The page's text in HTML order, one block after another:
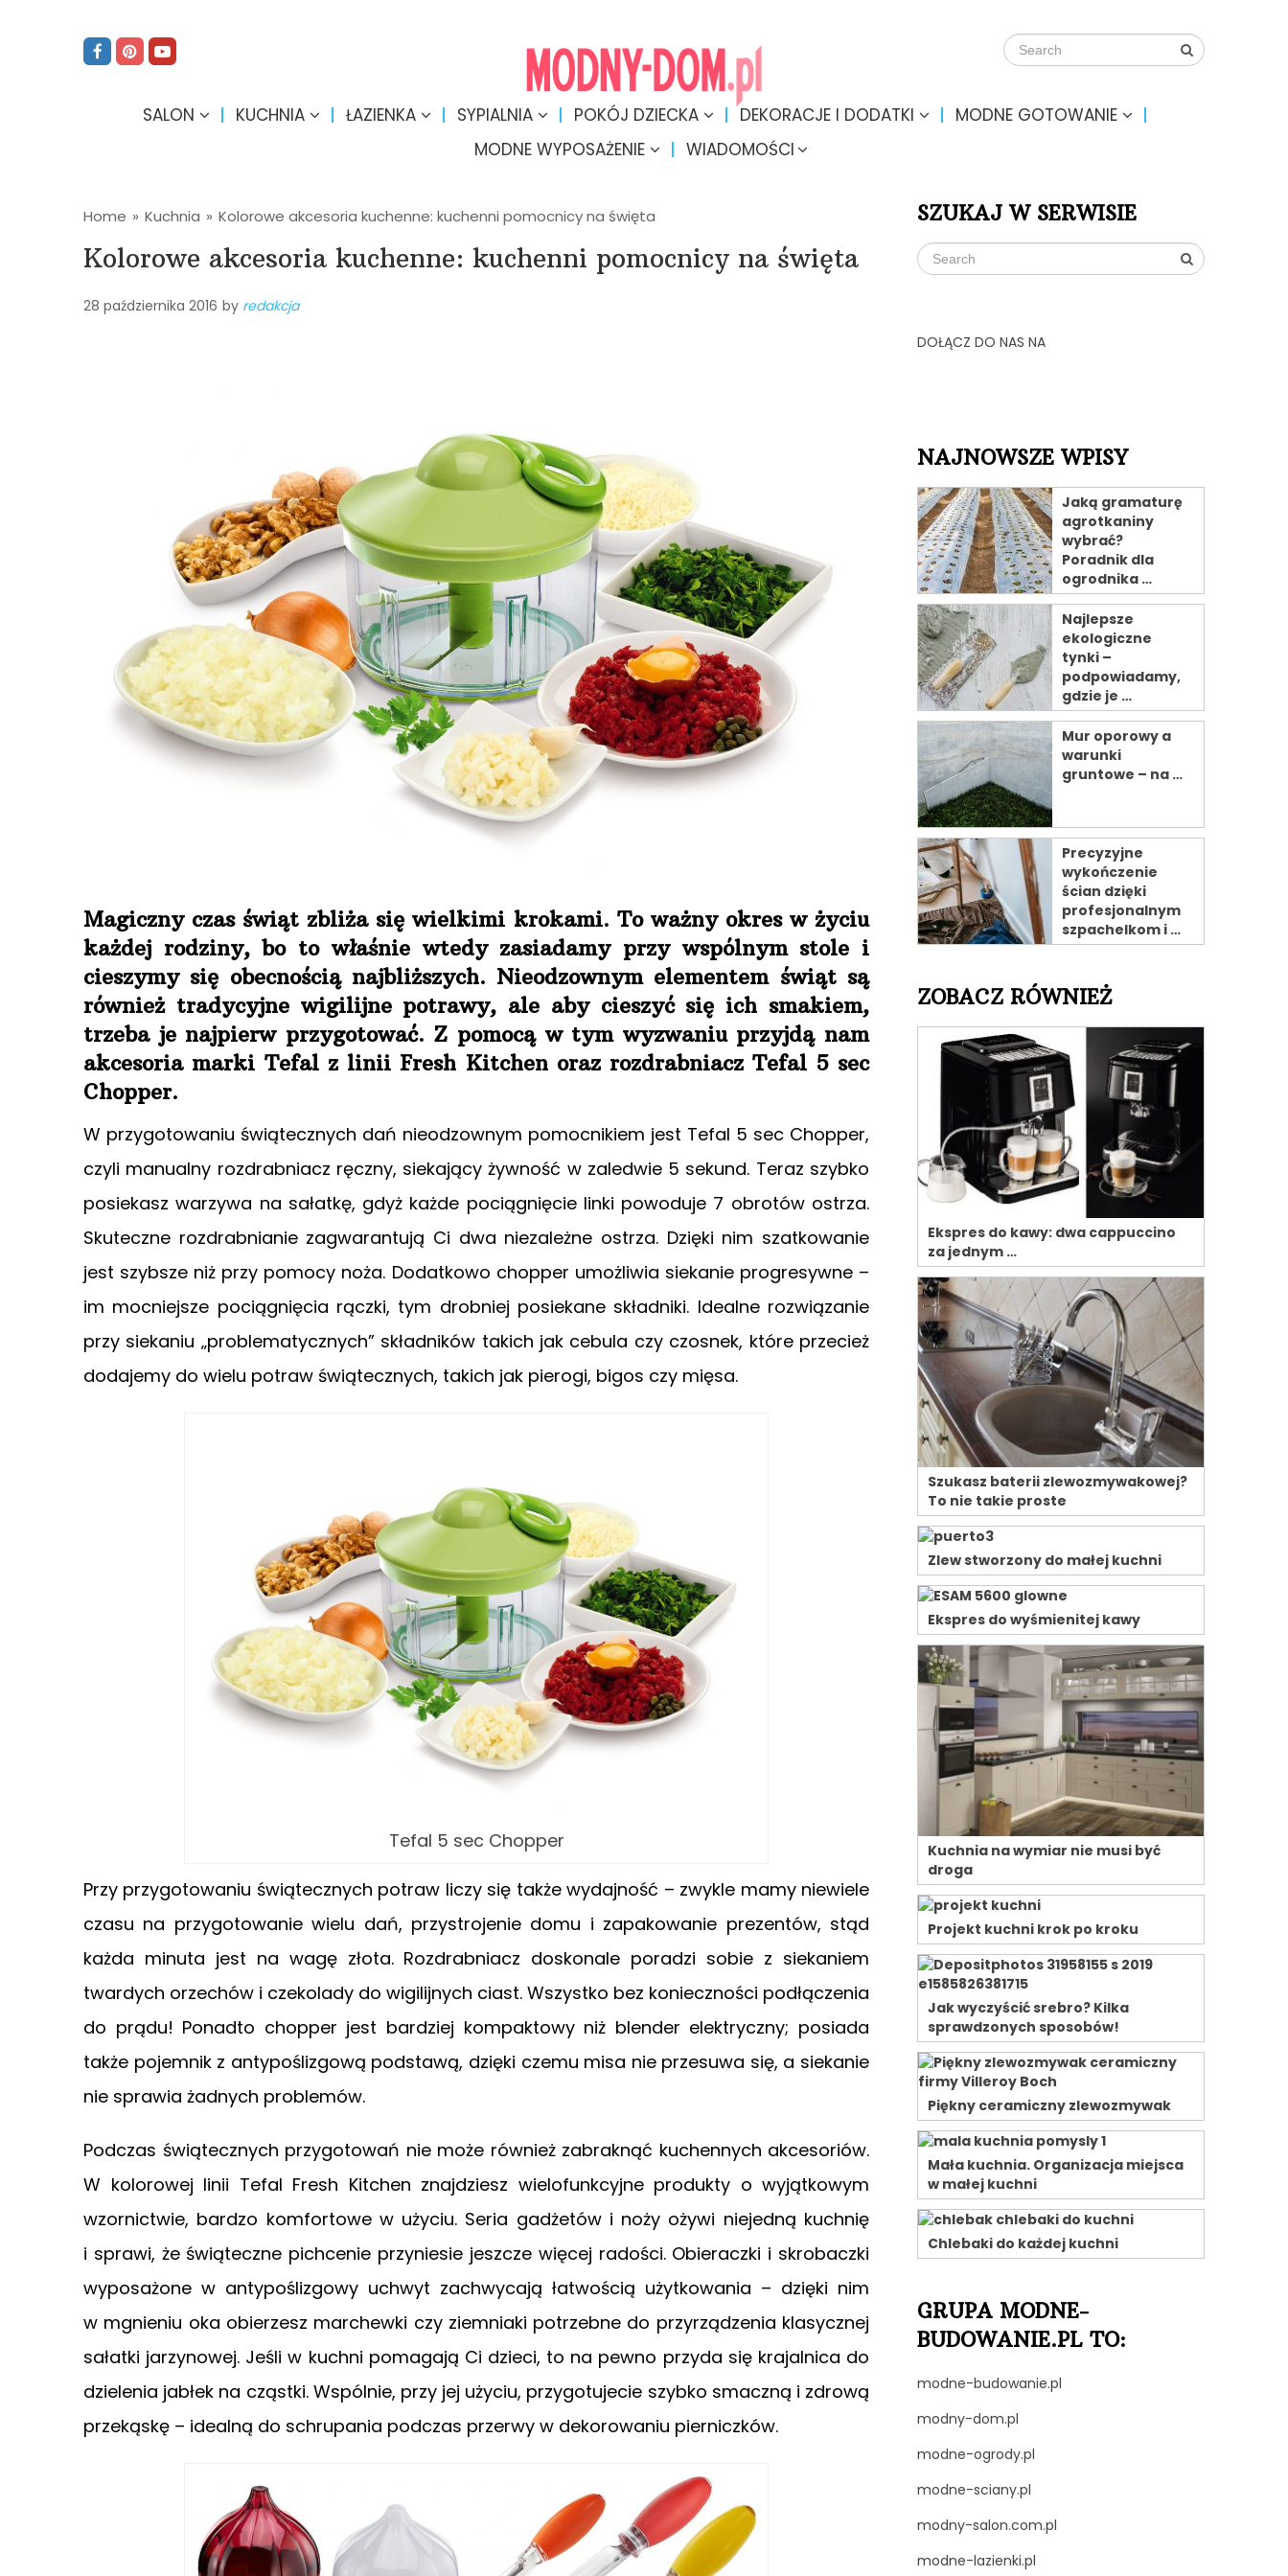
SALON KUCHNIA ŁAZIENKA SYPIALNIA POKÓJ DZIECKA DEKORACJE I DODATKI
MODNE GOTOWANIE
MODNE WYPOSAŻENIE
WIADOMOŚCI
Home » Kuchnia » Kolorowe akcesoria kuchenne: kuchenni pomocnicy na święta
Kolorowe akcesoria kuchenne: kuchenni pomocnicy na święta
28 października 2016 by redakcja
Magiczny czas świąt zbliża się wielkimi krokami. To ważny okres w życiu
każdej rodziny, bo to właśnie wtedy zasiadamy przy wspólnym stole i
cieszymy się obecnością najbliższych. Nieodzownym elementem świąt są
również tradycyjne wigilijne potrawy, ale aby cieszyć się ich smakiem,
trzeba je najpierw przygotować. Z pomocą w tym wyzwaniu przyjdą nam
akcesoria marki Tefal z linii Fresh Kitchen oraz rozdrabniacz Tefal 5 sec
Chopper.
W przygotowaniu świątecznych dań nieodzownym pomocnikiem jest Tefal 5 sec Chopper,
czyli manualny rozdrabniacz ręczny, siekający żywność w zaledwie 5 sekund. Teraz szybko
posiekasz warzywa na sałatkę, gdyż każde pociągnięcie linki powoduje 7 obrotów ostrza.
Skuteczne rozdrabnianie zagwarantują Ci dwa niezależne ostrza. Dzięki nim szatkowanie
jest szybsze niż przy pomocy noża. Dodatkowo chopper umożliwia siekanie progresywne –
im mocniejsze pociągnięcia rączki, tym drobniej posiekane składniki. Idealne rozwiązanie
przy siekaniu „problematycznych” składników takich jak cebula czy czosnek, które przecież
dodajemy do wielu potraw świątecznych, takich jak pierogi, bigos czy mięsa.
Tefal 5 sec Chopper
Przy przygotowaniu świątecznych potraw liczy się także wydajność – zwykle mamy niewiele
czasu na przygotowanie wielu dań, przystrojenie domu i zapakowanie prezentów, stąd
każda minuta jest na wagę złota. Rozdrabniacz doskonale poradzi sobie z siekaniem
twardych orzechów i czekolady do wigilijnych ciast. Wszystko bez konieczności podłączenia
do prądu! Ponadto chopper jest bardziej kompaktowy niż blender elektryczny; posiada
także pojemnik z antypoślizgową podstawą, dzięki czemu misa nie przesuwa się, a siekanie
nie sprawia żadnych problemów.
Podczas świątecznych przygotowań nie może również zabraknąć kuchennych akcesoriów.
W kolorowej linii Tefal Fresh Kitchen znajdziesz wielofunkcyjne produkty o wyjątkowym
wzornictwie, bardzo komfortowe w użyciu. Seria gadżetów i noży ożywi niejedną kuchnię
i sprawi, że świąteczne pichcenie przyniesie jeszcze więcej radości. Obieraczki i skrobaczki
wyposażone w antypoślizgowy uchwyt zachwycają łatwością użytkowania – dzięki nim
w mgnieniu oka obierzesz marchewki czy ziemniaki potrzebne do przyrządzenia klasycznej
sałatki jarzynowej. Jeśli w kuchni pomagają Ci dzieci, to na pewno przyda się krajalnica do
dzielenia jabłek na cząstki. Wspólnie, przy jej użyciu, przygotujecie szybko smaczną i zdrową
przekąskę – idealną do schrupania podczas przerwy w dekorowaniu pierniczków.
SZUKAJ W SERWISIE
DOŁĄCZ DO NAS NA
NAJNOWSZE WPISY
Jaką gramaturę
agrotkaniny
wybrać?
Poradnik dla
ogrodnika …
Najlepsze
ekologiczne
tynki –
podpowiadamy,
gdzie je …
Mur oporowy a
warunki
gruntowe – na …
Precyzyjne
wykończenie
ścian dzięki
profesjonalnym
szpachelkom i …
ZOBACZ RÓWNIEŻ
Ekspres do kawy: dwa cappuccino
za jednym …
Szukasz baterii zlewozmywakowej?
To nie takie proste
Zlew stworzony do małej kuchni
Ekspres do wyśmienitej kawy
Kuchnia na wymiar nie musi być
droga
Projekt kuchni krok po kroku
Jak wyczyścić srebro? Kilka
sprawdzonych sposobów!
Piękny ceramiczny zlewozmywak
Mała kuchnia. Organizacja miejsca
w małej kuchni
Chlebaki do każdej kuchni
GRUPA MODNE-
BUDOWANIE.PL TO:
modne-budowanie.pl
modny-dom.pl
modne-ogrody.pl
modne-sciany.pl
modny-salon.com.pl
modne-lazienki.pl